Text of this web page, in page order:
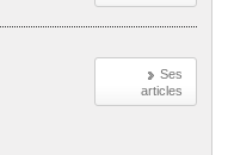
Ses
articles